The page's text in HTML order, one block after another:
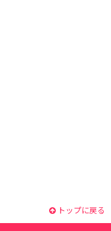
トップに戻る